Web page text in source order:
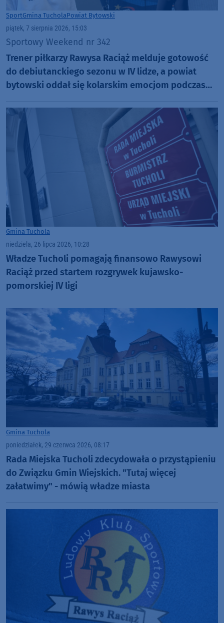
SportGmina TucholaPowiat Bytowski
piątek, 7 sierpnia 2026, 15:03
Sportowy Weekend nr 342
Trener piłkarzy Rawysa Raciąż melduje gotowość
do debiutanckiego sezonu w IV lidze, a powiat
bytowski oddał się kolarskim emocjom podczas
Gmina Tuchola
niedziela, 26 lipca 2026, 10:28
Władze Tucholi pomagają finansowo Rawysowi
Raciąż przed startem rozgrywek kujawsko-
pomorskiej IV ligi
Gmina Tuchola
poniedziałek, 29 czerwca 2026, 08:17
Rada Miejska Tucholi zdecydowała o przystąpieniu
do Związku Gmin Wiejskich. "Tutaj więcej
załatwimy" - mówią władze miasta